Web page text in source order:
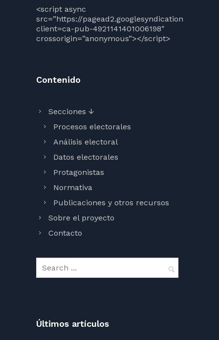
<script async
src=”https://pagead2.googlesyndication.com/
client=ca-pub-4921141401006198″
crossorigin=”anonymous”></script>
Contenido
Secciones ↓
Procesos electorales
Análisis electoral
Datos electorales
Protagonistas
Normativa
Publicaciones y otros recursos
Sobre el proyecto
Contacto
Últimos artículos